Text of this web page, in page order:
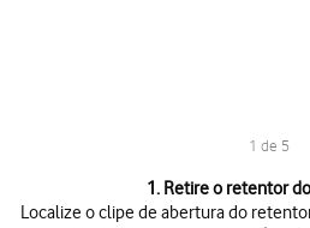
1 de 5
1. Retire o retentor
Localize o clipe de abertura do